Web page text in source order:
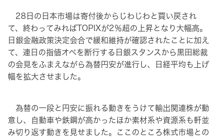
28日の日本市場は寄付後からじわじわと買い戻され
て、終わってみればTOPIXが2％超の上昇となり大幅高。
日銀金融政策決定会合で緩和維持が確認されたことに加え
て、連日の指値オペを断行する日銀スタンスから黒田総裁
の会見をふまえながら為替円安が進行し、日経平均も上げ
幅を拡大させました。
為替の一段と円安に振れる動きをうけて輸出関連株が動
意し、自動車や鉄鋼が高かったほか素材系や資源系も軒並
み切り返す動きを見せました。ここのところ株式市場との